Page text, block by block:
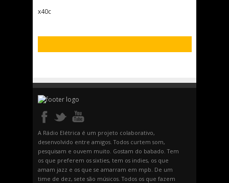
x40c
A Rádio Elétrica é um projeto colaborativo,
desenvolvido entre amigos. Todos curtem som,
pesquisam e ouvem muito. Gostam do babado. Tem
os que preferem os sixties, tem os indies, os que
amam jazz e os que se amarram em mpb. De um
time de dez, sete são músicos. Todos os que fazem